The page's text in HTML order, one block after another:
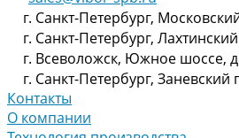
г. Санкт-Петербург,
г. Санкт-Петербург,
г. Всеволожск, Южное шоссе,
г. Санкт-Петербург, Заневский
Контакты
О компании